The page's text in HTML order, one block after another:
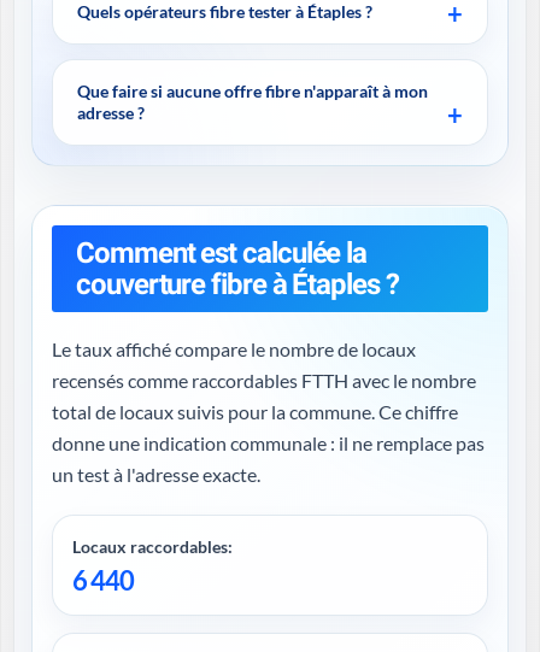
Quels opérateurs fibre tester à Étaples ?
Que faire si aucune offre fibre n'apparaît à mon
adresse ?
Comment est calculée la
couverture fibre à Étaples ?
Le taux affiché compare le nombre de locaux
recensés comme raccordables FTTH avec le nombre
total de locaux suivis pour la commune. Ce chiffre
donne une indication communale : il ne remplace pas
un test à l'adresse exacte.
Locaux raccordables:
6 440